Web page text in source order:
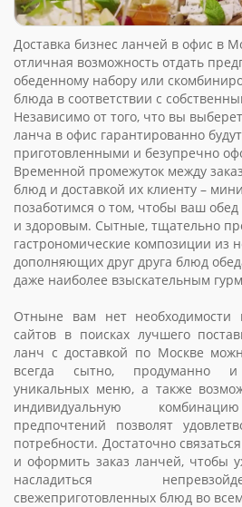
Доставка бизнес ланчей в офис в
отличная возможность отдать
обеденному набору или
блюда в соответствии с
Независимо от того, что вы
ланча в офис гарантированно
приготовленными и безупречно
Временной промежуток между
блюд и доставкой их клиенту –
позаботимся о том, чтобы ваш
и здоровым. Сытные, тщательно
гастрономические композиции из
дополняющих друг друга блюд
даже наиболее взыскательным
Отныне вам нет необходимости
сайтов в поисках лучшего
ланч с доставкой по Москве
всегда сытно, продуманно
уникальных меню, а также
индивидуальную
предпочтений позволят
потребности. Достаточно
и оформить заказ ланчей, чтобы
насладиться
свежеприготовленных блюд во